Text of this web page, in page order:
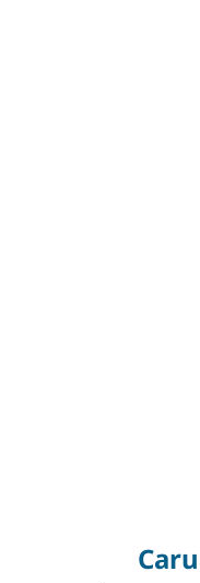
Caru